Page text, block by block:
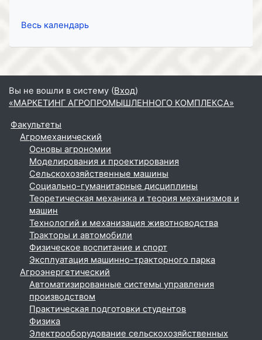
Весь календарь
Вы не вошли в систему (Вход)
«МАРКЕТИНГ АГРОПРОМЫШЛЕННОГО КОМПЛЕКСА»
Факультеты
Агромеханический
Основы агрономии
Моделирования и проектирования
Сельскохозяйственные машины
Социально-гуманитарные дисциплины
Теоретическая механика и теория механизмов и
машин
Технологий и механизация животноводства
Тракторы и автомобили
Физическое воспитание и спорт
Эксплуатация машинно-тракторного парка
Агроэнергетический
Автоматизированные системы управления
производством
Практическая подготовки студентов
Физика
Электрооборудование сельскохозяйственных